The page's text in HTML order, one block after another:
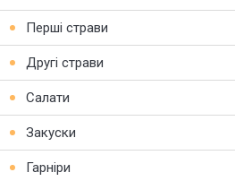
Перші страви
Другі страви
Салати
Закуски
Гарніри